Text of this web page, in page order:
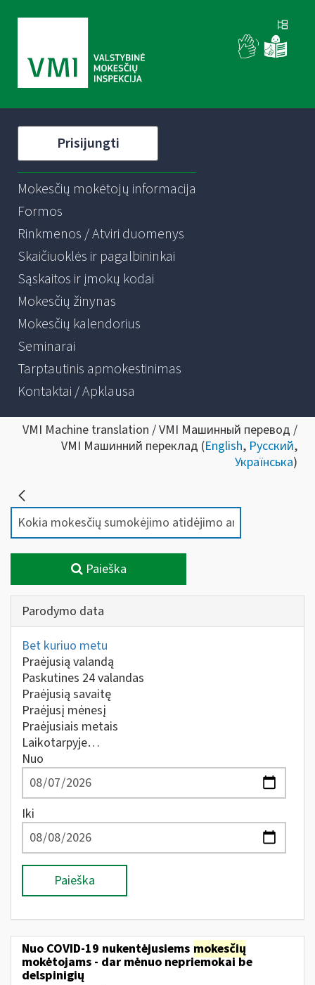
Prisijungti
Mokesčių mokėtojų informacija
Formos
Rinkmenos / Atviri duomenys
Skaičiuoklės ir pagalbininkai
Sąskaitos ir įmokų kodai
Mokesčių žinynas
Mokesčių kalendorius
Seminarai
Tarptautinis apmokestinimas
Kontaktai / Apklausa
VMI Machine translation / VMI Машинный перевод /
VMI Машинний переклад (English, Русский,
Українська)
Paieška
Parodymo data
Bet kuriuo metu
Praėjusią valandą
Paskutines 24 valandas
Praėjusią savaitę
Praėjusį mėnesį
Praėjusiais metais
Laikotarpyje…
Nuo
Iki
Paieška
Nuo COVID-19 nukentėjusiems mokesčių
mokėtojams - dar mėnuo nepriemokai be
delspinigių